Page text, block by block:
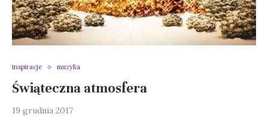
inspiracje muzyka
Świąteczna atmosfera
19 grudnia 2017